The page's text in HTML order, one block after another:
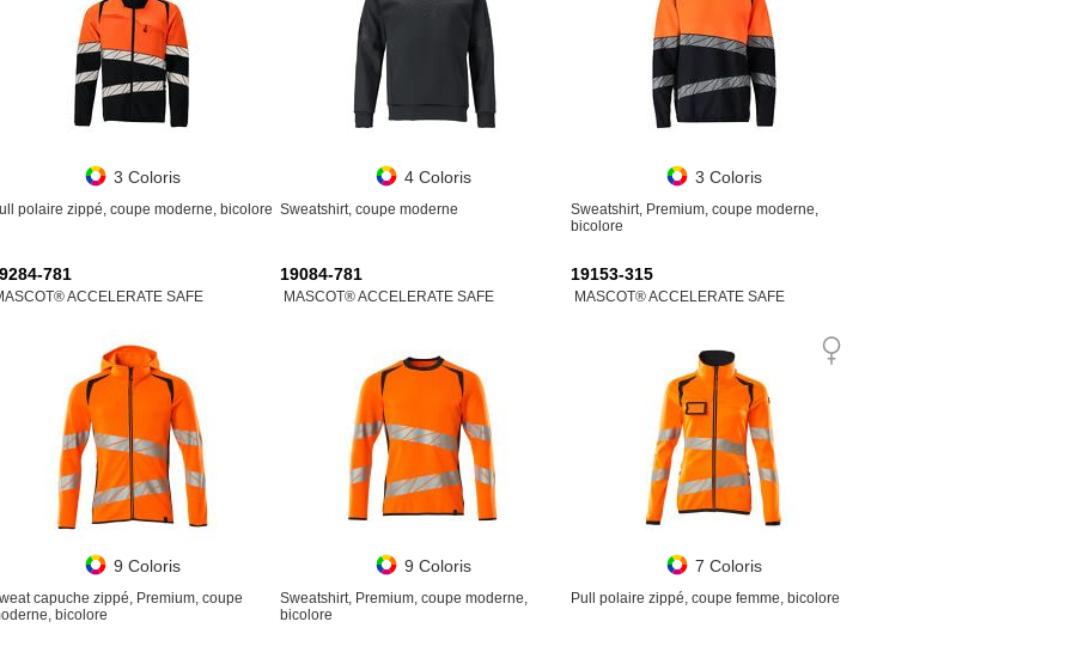
3 Coloris
polaire zippé, coupe moderne, bicolore
4 Coloris
Sweatshirt, coupe moderne
3 Coloris
Sweatshirt, Premium, coupe moderne,
bicolore
781
ACCELERATE SAFE
9 Coloris
capuche zippé, Premium, coupe
bicolore
19084-781
MASCOT® ACCELERATE SAFE
9 Coloris
Sweatshirt, Premium, coupe moderne,
bicolore
19153-315
MASCOT® ACCELERATE SAFE
7 Coloris
Pull polaire zippé, coupe femme, bicolore